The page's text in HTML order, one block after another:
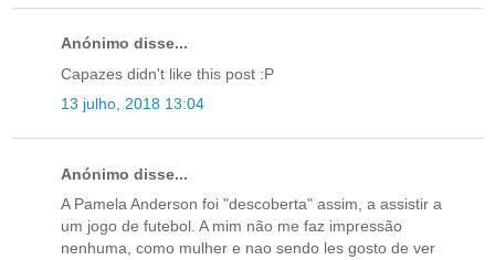
Anónimo disse...
Capazes didn't like this post :P
13 julho, 2018 13:04
Anónimo disse...
A Pamela Anderson foi "descoberta" assim, a assistir a
um jogo de futebol. A mim não me faz impressão
nenhuma, como mulher e nao sendo les gosto de ver